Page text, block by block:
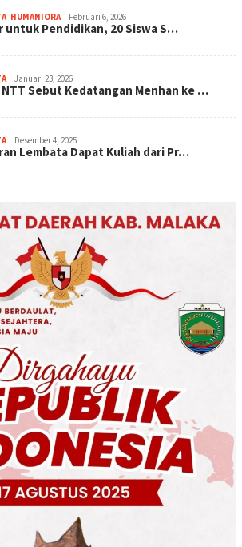
, HUMANIORA Februari 6, 2026
untuk Pendidikan, 20 Siswa S…
Januari 23, 2026
Sebut Kedatangan Menhan ke …
Desember 4, 2025
Lembata Dapat Kuliah dari Pr…